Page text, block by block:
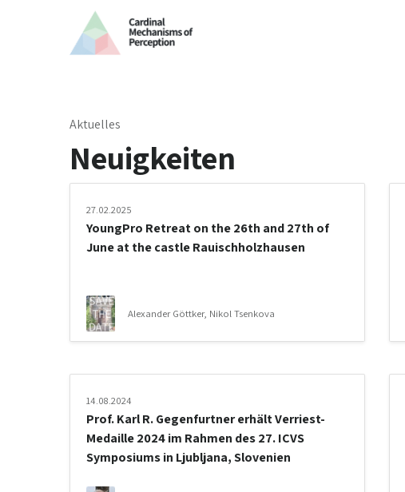
Aktuelles
Neuigkeiten
27.02.2025
YoungPro Retreat on the 26th and 27th of
June at the castle Rauischholzhausen
Alexander Göttker, Nikol Tsenkova
14.08.2024
Prof. Karl R. Gegenfurtner erhält Verriest-
Medaille 2024 im Rahmen des 27. ICVS
Symposiums in Ljubljana, Slovenien